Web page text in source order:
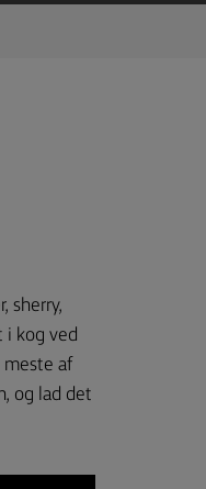
sherry,
i kog ved
meste af
og lad det